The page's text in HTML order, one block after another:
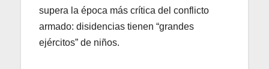
supera la época más crítica del conflicto
armado: disidencias tienen “grandes
ejércitos” de niños.